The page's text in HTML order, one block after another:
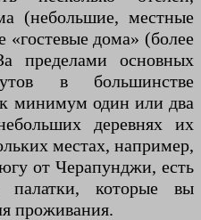
(небольшие, местные
дома» (более
пределами основных
в большинстве
минимум один или два
деревнях их
местах, например,
от Черапунджи, есть
палатки, которые вы
проживания.